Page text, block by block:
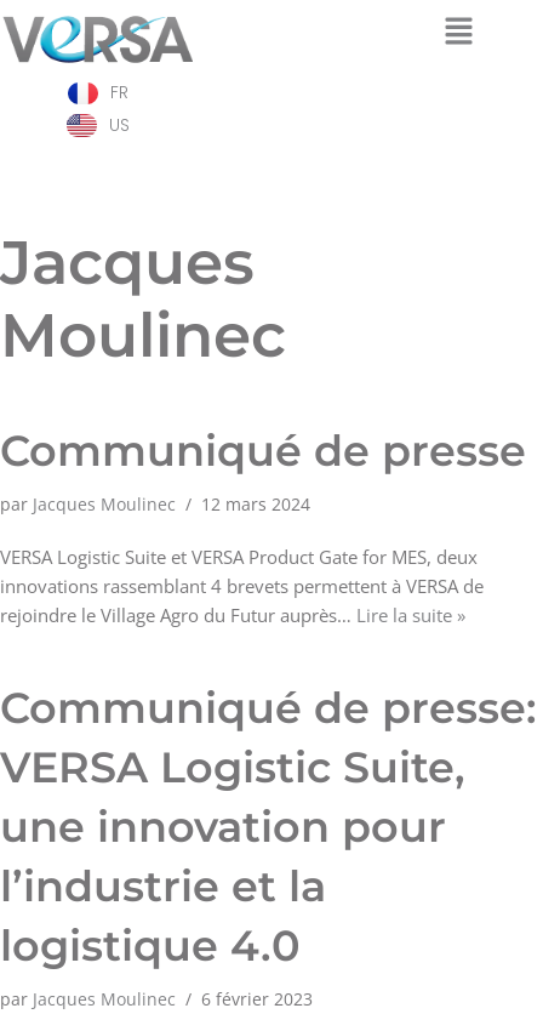
Aller
contenu
FR
US
Jacques
Moulinec
Communiqué de presse
par Jacques Moulinec 12 mars 2024
VERSA Logistic Suite et VERSA Product Gate for MES, deux
innovations rassemblant 4 brevets permettent à VERSA de
rejoindre le Village Agro du Futur auprès… Lire la suite »
Communiqué de presse:
VERSA Logistic Suite,
une innovation pour
l’industrie et la
logistique 4.0
par Jacques Moulinec 6 février 2023